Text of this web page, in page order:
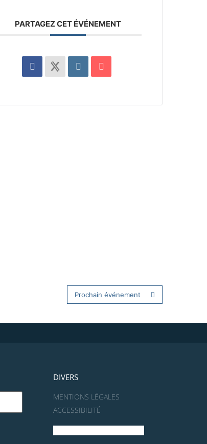
PARTAGEZ CET ÉVÉNEMENT
Prochain événement
DIVERS
MENTIONS LÉGALES
ACCESSIBILITÉ